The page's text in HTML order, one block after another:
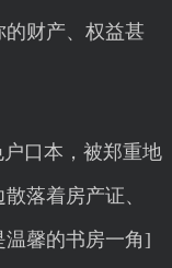
财产、权益甚
口本，被郑重地
落着房产证、
馨的书房一角]